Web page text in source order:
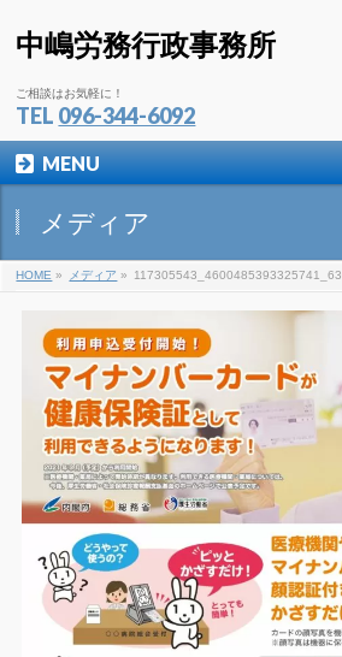
中嶋労務行政事務所
ご相談はお気軽に！
TEL 096-344-6092
MENU
メディア
HOME » メディア »